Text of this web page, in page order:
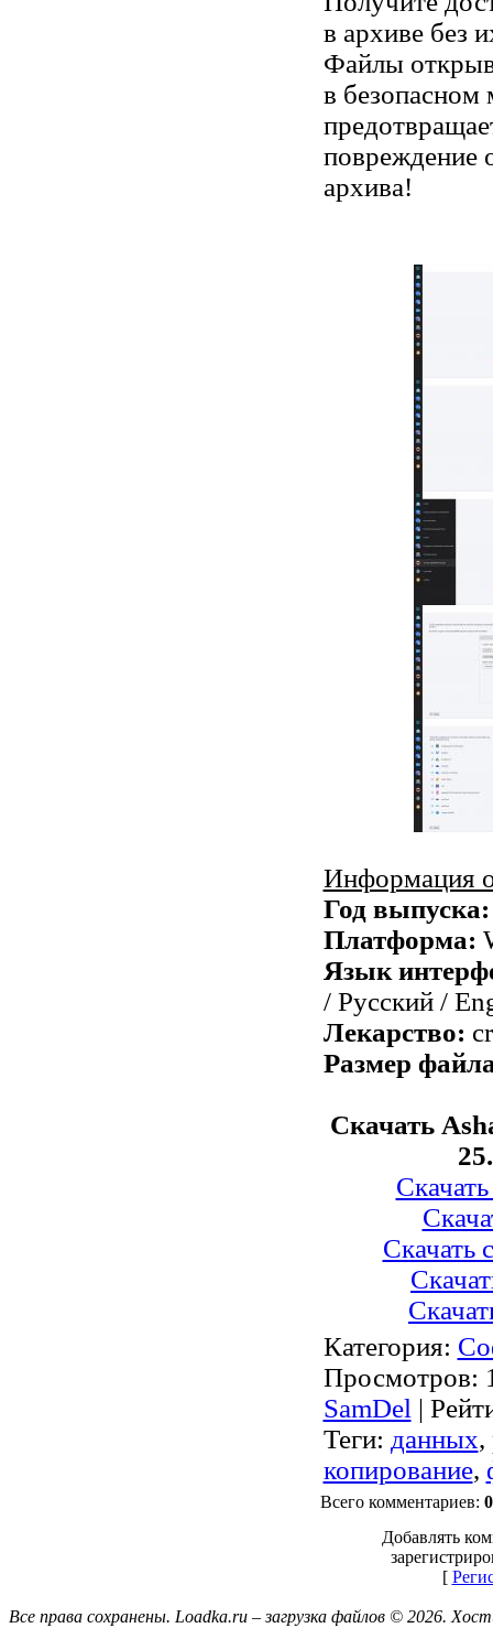
в архиве без
Файлы
в безопасном
повреждение
архива!
Информация
Год выпуска:
Платформа:
Язык
/ Русский /
Лекарство:
Размер
Скачать
Скачать
Категория:
Просмотров:
SamDel|
Теги: данных,
копирование,
Всего комментариев: 0
Добавлять
[
Все права сохранены. Loadka.ru – загрузка файлов © 2026.